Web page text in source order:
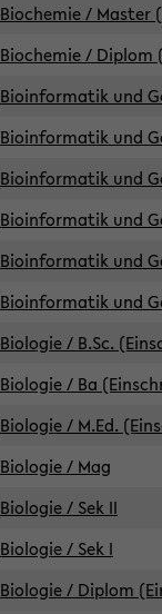
Biochemie / Master
Biochemie / Diplom
Bioinformatik und
Bioinformatik und
Bioinformatik und
Bioinformatik und
Bioinformatik und
Bioinformatik und
Biologie / B.Sc.
Biologie / Ba
Biologie / M.Ed.
Biologie / Mag
Biologie / Sek II
Biologie / Sek I
Biologie / Diplom